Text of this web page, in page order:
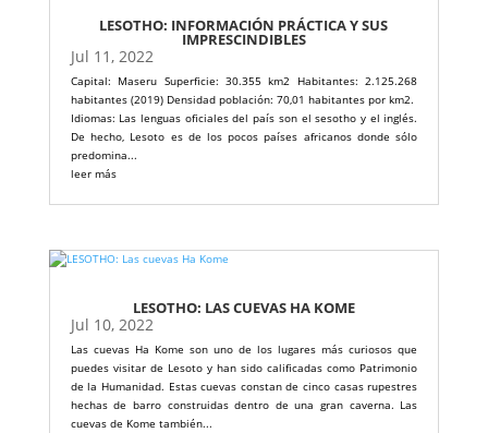
LESOTHO: INFORMACIÓN PRÁCTICA Y SUS
IMPRESCINDIBLES
Jul 11, 2022
Capital: Maseru Superficie: 30.355 km2 Habitantes: 2.125.268
habitantes (2019) Densidad población: 70,01 habitantes por km2.
Idiomas: Las lenguas oficiales del país son el sesotho y el inglés.
De hecho, Lesoto es de los pocos países africanos donde sólo
predomina...
leer más
LESOTHO: LAS CUEVAS HA KOME
Jul 10, 2022
Las cuevas Ha Kome son uno de los lugares más curiosos que
puedes visitar de Lesoto y han sido calificadas como Patrimonio
de la Humanidad. Estas cuevas constan de cinco casas rupestres
hechas de barro construidas dentro de una gran caverna. Las
cuevas de Kome también...